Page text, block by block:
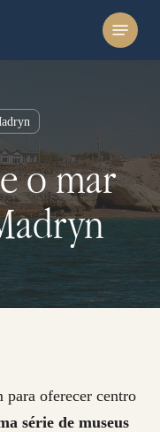
Menu
o mar
para oferecer centro
série de museus